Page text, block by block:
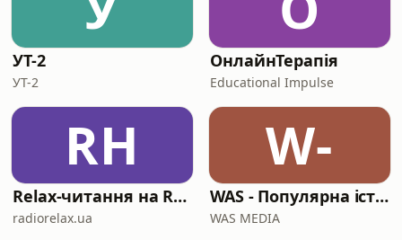
УТ-2
УТ-2
ОнлайнТерапія
Educational Impulse
RН
Relax-читання на Radio Relax
radiorelax.ua
W-
WAS - Популярна історія
WAS MEDIA